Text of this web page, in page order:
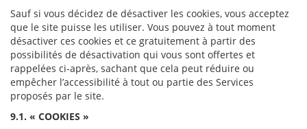
Sauf si vous décidez de désactiver les cookies, vous acceptez
que le site puisse les utiliser. Vous pouvez à tout moment
désactiver ces cookies et ce gratuitement à partir des
possibilités de désactivation qui vous sont offertes et
rappelées ci-après, sachant que cela peut réduire ou
empêcher l’accessibilité à tout ou partie des Services
proposés par le site.
9.1. « COOKIES »